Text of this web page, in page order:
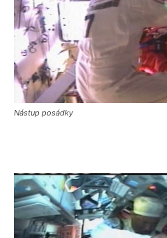
Nástup posádky